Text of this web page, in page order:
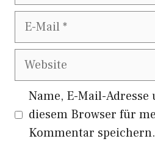
E-
Website
Name, E-Mail-Adresse
diesem Browser für
Kommentar speichern.